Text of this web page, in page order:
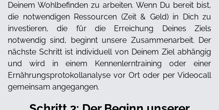
Deinem Wohlbefinden zu arbeiten. Wenn Du bereit bist,
die notwendigen Ressourcen (Zeit & Geld) in Dich zu
investieren, die für die Erreichung Deines Ziels
notwendig sind, beginnt unsere Zusammenarbeit. Der
nächste Schritt ist individuell von Deinem Ziel abhängig
und wird in einem Kennenlerntraining oder einer
Ernährungsprotokollanalyse vor Ort oder per Videocall
gemeinsam angegangen.